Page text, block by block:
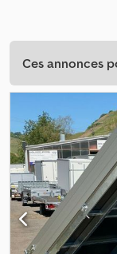
Ces annonces